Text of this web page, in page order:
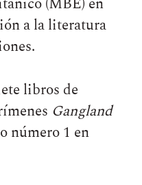
a la literatura
libros de
Gangland
número 1 en